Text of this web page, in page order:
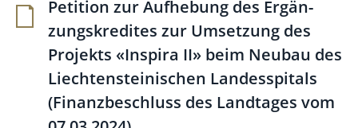
Peti­tion zur Auf­he­bung des Ergän­
zungs­kre­dites zur Umset­zung des
Pro­jekts «Inspira II» beim Neubau des
Liech­tens­tei­ni­schen Lan­des­spi­tals
(Finanz­be­schluss des Land­tages vom